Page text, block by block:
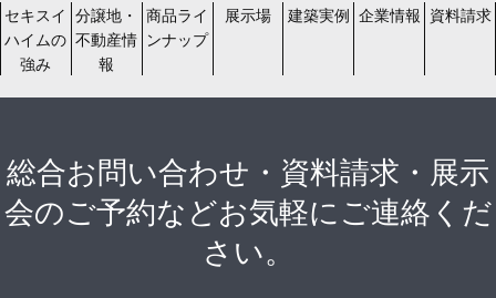
セキスイ
ハイムの
強み
分譲地・
不動産情
報
商品ライ
ンナップ
展示場 建築実例 企業情報 資料請求
総合お問い合わせ・資料請求・展示
会のご予約などお気軽にご連絡くだ
さい。